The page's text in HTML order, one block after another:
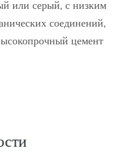
или серый, с низким
соединений,
цемент